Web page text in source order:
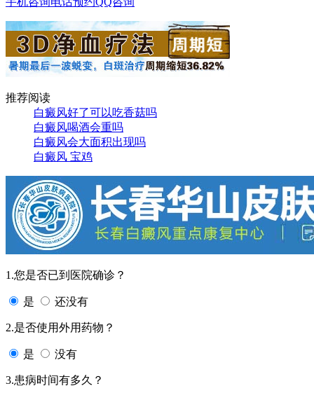
推荐阅读
白癜风好了可以吃香菇吗
白癜风喝酒会重吗
白癜风会大面积出现吗
白癜风 宝鸡
1.您是否已到医院确诊？
是 还没有
2.是否使用外用药物？
是 没有
3.患病时间有多久？